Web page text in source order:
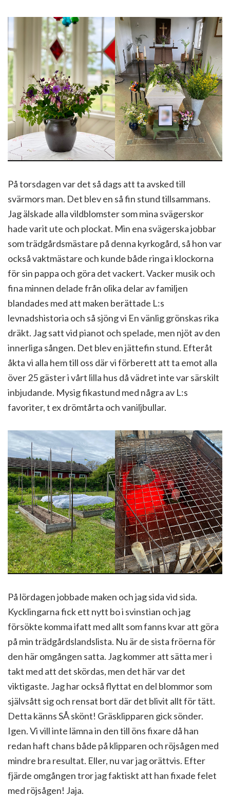
På torsdagen var det så dags att ta avsked till
svärmors man. Det blev en så fin stund tillsammans.
Jag älskade alla vildblomster som mina svägerskor
hade varit ute och plockat. Min ena svägerska jobbar
som trädgårdsmästare på denna kyrkogård, så hon var
också vaktmästare och kunde både ringa i klockorna
för sin pappa och göra det vackert. Vacker musik och
fina minnen delade från olika delar av familjen
blandades med att maken berättade L:s
levnadshistoria och så sjöng vi En vänlig grönskas rika
dräkt. Jag satt vid pianot och spelade, men njöt av den
innerliga sången. Det blev en jättefin stund. Efteråt
åkta vi alla hem till oss där vi förberett att ta emot alla
över 25 gäster i vårt lilla hus då vädret inte var särskilt
inbjudande. Mysig fikastund med några av L:s
favoriter, t ex drömtårta och vaniljbullar.
På lördagen jobbade maken och jag sida vid sida.
Kycklingarna fick ett nytt bo i svinstian och jag
försökte komma ifatt med allt som fanns kvar att göra
på min trädgårdslandslista. Nu är de sista fröerna för
den här omgången satta. Jag kommer att sätta mer i
takt med att det skördas, men det här var det
viktigaste. Jag har också flyttat en del blommor som
självsått sig och rensat bort där det blivit allt för tätt.
Detta känns SÅ skönt! Gräsklipparen gick sönder.
Igen. Vi vill inte lämna in den till öns fixare då han
redan haft chans både på klipparen och röjsågen med
mindre bra resultat. Eller, nu var jag orättvis. Efter
fjärde omgången tror jag faktiskt att han fixade felet
med röjsågen! Jaja.